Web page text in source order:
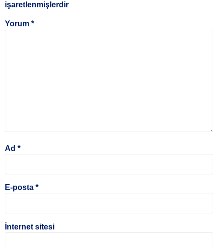
işaretlenmişlerdir
Yorum *
Ad *
E-posta *
İnternet sitesi